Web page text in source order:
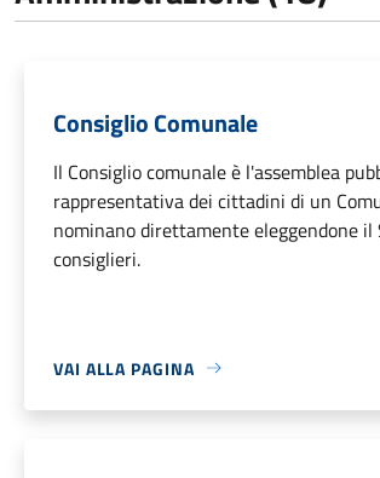
Consiglio Comunale
Il Consiglio comunale è l'assemblea
rappresentativa dei cittadini di un
nominano direttamente eleggendone il
consiglieri.
VAI ALLA PAGINA